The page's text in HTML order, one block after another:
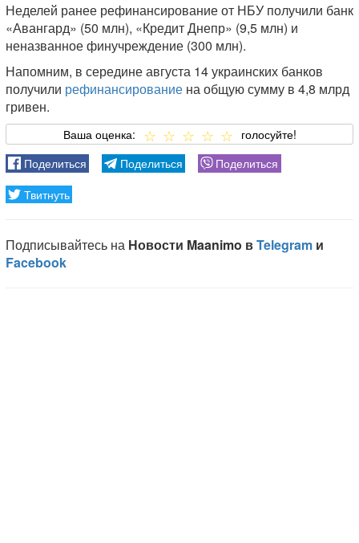
Неделей ранее рефинансирование от НБУ получили банк
«Авангард» (50 млн), «Кредит Днепр» (9,5 млн) и
неназванное финучреждение (300 млн).
Напомним, в середине августа 14 украинских банков
получили рефинансирование на общую сумму в 4,8 млрд
гривен.